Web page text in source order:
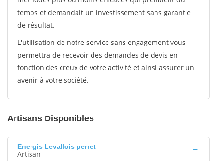
temps et demandait un investissement sans garantie
de résultat.
L'utilisation de notre service sans engagement vous
permettra de recevoir des demandes de devis en
fonction des creux de votre activité et ainsi assurer un
avenir à votre société.
Artisans Disponibles
Energis Levallois perret
Artisan